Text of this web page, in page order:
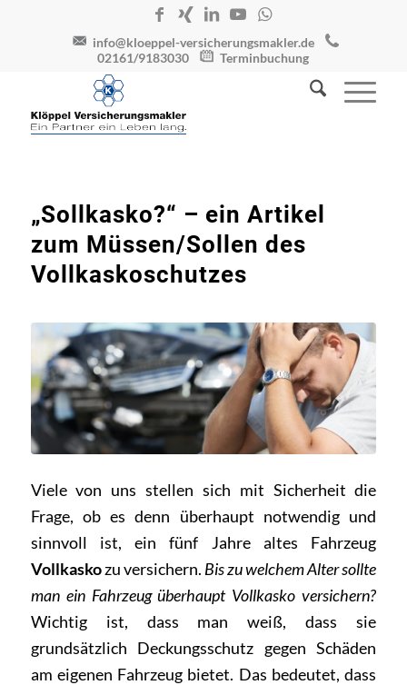
info@kloeppel-versicherungsmakler.de
02161/9183030
Terminbuchung
„Sollkasko?“ – ein Artikel
zum Müssen/Sollen des
Vollkaskoschutzes
Viele von uns stellen sich mit Sicherheit die
Frage, ob es denn überhaupt notwendig und
sinnvoll ist, ein fünf Jahre altes Fahrzeug
Vollkaskozu versichern. Bis zu welchem Alter sollte
man ein Fahrzeug überhaupt Vollkasko versichern?
Wichtig ist, dass man weiß, dass sie
grundsätzlich Deckungsschutz gegen Schäden
am eigenen Fahrzeug bietet. Das bedeutet, dass